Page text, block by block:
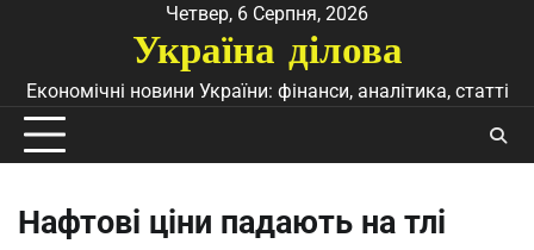
Четвер, 6 Серпня, 2026
Україна ділова
Економічні новини України: фінанси, аналітика, статті
Нафтові ціни падають на тлі